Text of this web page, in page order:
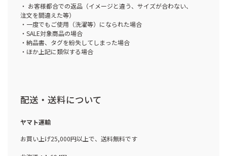
・ お客様都合での返品（イメージと違う、サイズが合わない、
注文を間違えた等）
・一度でもご使用（洗濯等）になられた場合
・SALE対象商品の場合
・納品書、タグを紛失してしまった場合
・ほか上記に類似する場合
配送・送料について
ヤマト運輸
お買い上げ25,000円以上で、送料無料です